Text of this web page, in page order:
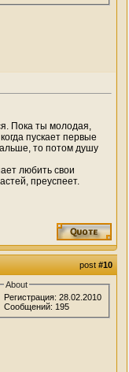
Пока ты молодая,
пускает пер­вые
то потом душу
любить свои
преуспеет.
post#10
About
Регистрация: 28.02.2010
Сообщений: 195